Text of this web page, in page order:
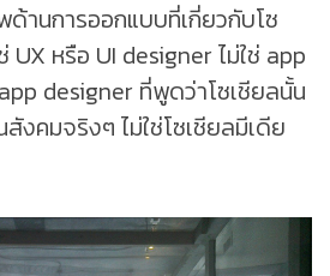
ด้านการออกแบบที่เกี่ยวกับโซ
UX หรือ UI designer ไม่ใช่ app
designer ที่พูดว่าโซเชียลนั้น
งคมจริงๆ ไม่ใช่โซเชียลมีเดีย